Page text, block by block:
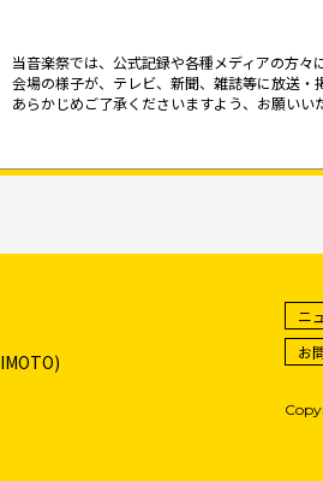
当音楽祭では、公式記録や各種メディアの方々
会場の様子が、テレビ、新聞、雑誌等に放送・
あらかじめご了承くださいますよう、お願いい
ニ
お